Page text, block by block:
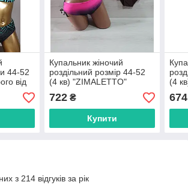
44-52
від
Купальник жіночий
роздільний розмір 44-52
(4 кв) "ZIMALETTO"
недорого від прямого
постачальника
722₴
Купити
(4
674
з 214 відгуків за рік